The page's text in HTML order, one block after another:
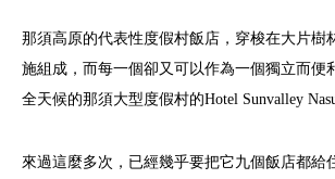
那須高原的代表性度假村飯店，穿梭在大片樹
施組成，而每一個卻又可以作為一個獨立而便
全天候的那須大型度假村的Hotel Sunvalley Nasu
來過這麼多次，已經幾乎要把它九個飯店都給